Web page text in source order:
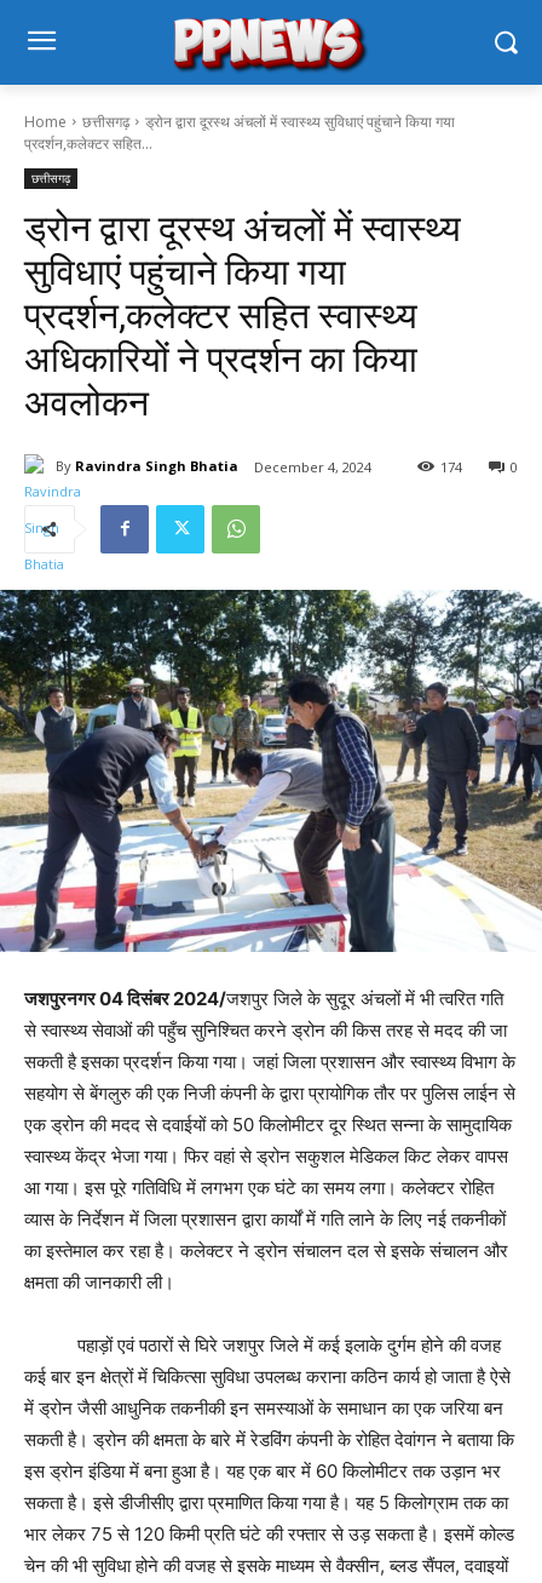
Home छत्तीसगढ़
ड्रोन द्वारा दूरस्थ अंचलों में स्वास्थ्य सुविधाएं पहुंचाने किया गया
प्रदर्शन,कलेक्टर सहित...
छत्तीसगढ़
ड्रोन द्वारा दूरस्थ अंचलों में स्वास्थ्य
सुविधाएं पहुंचाने किया गया
प्रदर्शन,कलेक्टर सहित स्वास्थ्य
अधिकारियों ने प्रदर्शन का किया
अवलोकन
By Ravindra Singh Bhatia December 4, 2024 0
174
जशपुरनगर 04 दिसंबर 2024/जशपुर जिले के सुदूर अंचलों में भी त्वरित गति
से स्वास्थ्य सेवाओं की पहुँच सुनिश्चित करने ड्रोन की किस तरह से मदद की जा
सकती है इसका प्रदर्शन किया गया। जहां जिला प्रशासन और स्वास्थ्य विभाग के
सहयोग से बेंगलुरु की एक निजी कंपनी के द्वारा प्रायोगिक तौर पर पुलिस लाईन से
एक ड्रोन की मदद से दवाईयों को 50 किलोमीटर दूर स्थित सन्ना के सामुदायिक
स्वास्थ्य केंद्र भेजा गया। फिर वहां से ड्रोन सकुशल मेडिकल किट लेकर वापस
आ गया। इस पूरे गतिविधि में लगभग एक घंटे का समय लगा। कलेक्टर रोहित
व्यास के निर्देशन में जिला प्रशासन द्वारा कार्यों में गति लाने के लिए नई तकनीकों
का इस्तेमाल कर रहा है। कलेक्टर ने ड्रोन संचालन दल से इसके संचालन और
क्षमता की जानकारी ली।
पहाड़ों एवं पठारों से घिरे जशपुर जिले में कई इलाके दुर्गम होने की वजह
कई बार इन क्षेत्रों में चिकित्सा सुविधा उपलब्ध कराना कठिन कार्य हो जाता है ऐसे
में ड्रोन जैसी आधुनिक तकनीकी इन समस्याओं के समाधान का एक जरिया बन
सकती है। ड्रोन की क्षमता के बारे में रेडविंग कंपनी के रोहित देवांगन ने बताया कि
इस ड्रोन इंडिया में बना हुआ है। यह एक बार में 60 किलोमीटर तक उड़ान भर
सकता है। इसे डीजीसीए द्वारा प्रमाणित किया गया है। यह 5 किलोग्राम तक का
भार लेकर 75 से 120 किमी प्रति घंटे की रफ्तार से उड़ सकता है। इसमें कोल्ड
चेन की भी सुविधा होने की वजह से इसके माध्यम से वैक्सीन, ब्लड सैंपल, दवाइयों